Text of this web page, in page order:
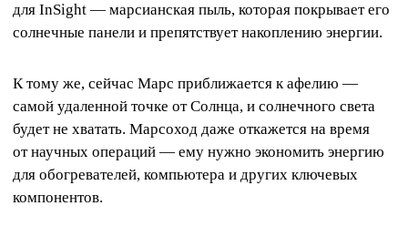
для InSight — марсианская пыль, которая покрывает его
солнечные панели и препятствует накоплению энергии.
К тому же, сейчас Марс приближается к афелию —
самой удаленной точке от Солнца, и солнечного света
будет не хватать. Марсоход даже откажется на время
от научных операций — ему нужно экономить энергию
для обогревателей, компьютера и других ключевых
компонентов.